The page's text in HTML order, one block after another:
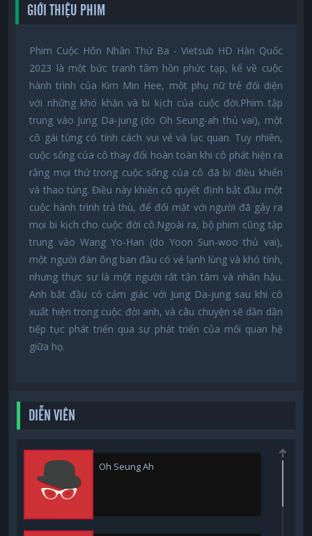
GIỚI THIỆU PHIM
Phim Cuộc Hôn Nhân Thứ Ba - Vietsub HD Hàn Quốc
2023 là một bức tranh tâm hồn phức tạp, kể về cuộc
hành trình của Kim Min Hee, một phụ nữ trẻ đối diện
với những khó khăn và bi kịch của cuộc đời.Phim tập
trung vào Jung Da-jung (do Oh Seung-ah thủ vai), một
cô gái từng có tính cách vui vẻ và lạc quan. Tuy nhiên,
cuộc sống của cô thay đổi hoàn toàn khi cô phát hiện ra
rằng mọi thứ trong cuộc sống của cô đã bị điều khiển
và thao túng. Điều này khiến cô quyết định bắt đầu một
cuộc hành trình trả thù, để đối mặt với người đã gây ra
mọi bi kịch cho cuộc đời cô.Ngoài ra, bộ phim cũng tập
trung vào Wang Yo-Han (do Yoon Sun-woo thủ vai),
một người đàn ông ban đầu có vẻ lạnh lùng và khó tính,
nhưng thực sự là một người rất tận tâm và nhân hậu.
Anh bắt đầu có cảm giác với Jung Da-jung sau khi cô
xuất hiện trong cuộc đời anh, và câu chuyện sẽ dần dần
tiếp tục phát triển qua sự phát triển của mối quan hệ
giữa họ.
DIỄN VIÊN
Oh Seung Ah